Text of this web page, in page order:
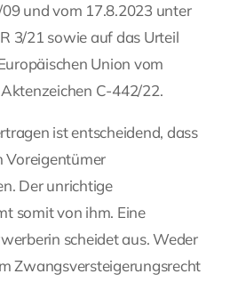
und vom 17.8.2023 unter
3/21 sowie auf das Urteil
Union vom
C-442/22.
ist entscheidend, dass
Voreigentümer
Der unrichtige
somit von ihm. Eine
scheidet aus. Weder
Zwangsversteigerungsrecht